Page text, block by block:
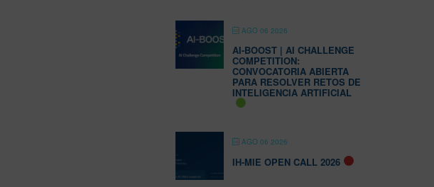
AGO 06 2026
AI-BOOST | AI CHALLENGE
COMPETITION:
CONVOCATORIA ABIERTA
PARA RESOLVER RETOS DE
INTELIGENCIA ARTIFICIAL
AGO 06 2026
IH-MIE OPEN CALL 2026